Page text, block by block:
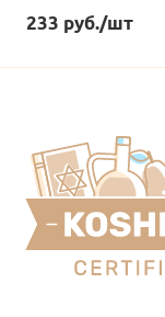
233 руб./шт